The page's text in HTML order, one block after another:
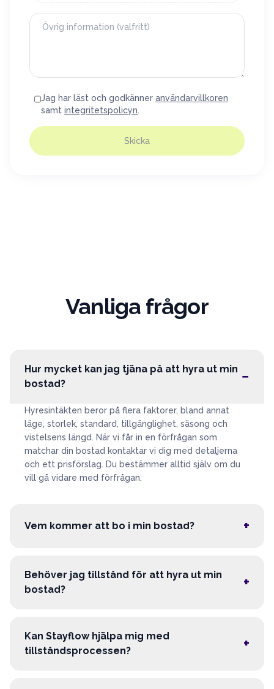
Jag har läst och godkänner användarvillkoren
samt integritetspolicyn.
Skicka
Vanliga frågor
Hur mycket kan jag tjäna på att hyra ut min
bostad?
−
Hyresintäkten beror på flera faktorer, bland annat
läge, storlek, standard, tillgänglighet, säsong och
vistelsens längd. När vi får in en förfrågan som
matchar din bostad kontaktar vi dig med detaljerna
och ett prisförslag. Du bestämmer alltid själv om du
vill gå vidare med förfrågan.
Vem kommer att bo i min bostad? +
Behöver jag tillstånd för att hyra ut min
bostad?
+
Kan Stayflow hjälpa mig med
tillståndsprocessen?
+